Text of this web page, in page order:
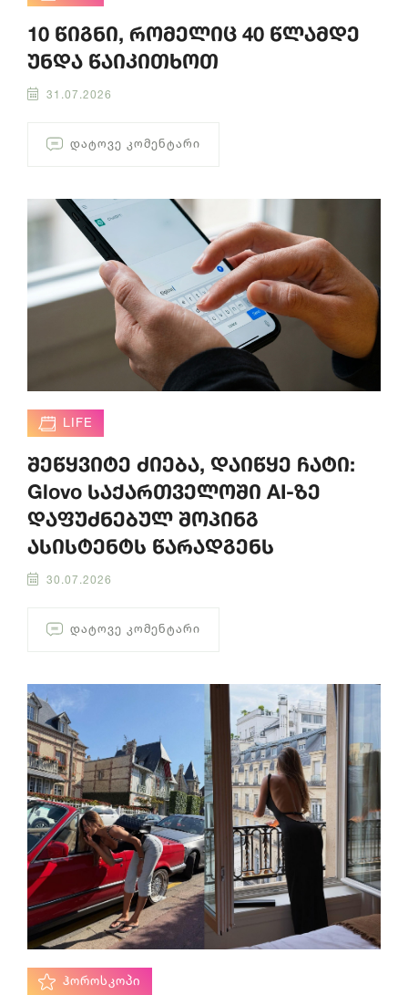
10 წიგნი, რომელიც 40 წლამდე
უნდა წაიკითხოთ
31.07.2026
ᲓᲐᲢᲝᲕᲔ ᲙᲝᲛᲔᲜᲢᲐᲠᲘ
LIFE
შეწყვიტე ძიება, დაიწყე ჩატი:
Glovo საქართველოში AI-ზე
დაფუძნებულ შოპინგ
ასისტენტს წარადგენს
30.07.2026
ᲓᲐᲢᲝᲕᲔ ᲙᲝᲛᲔᲜᲢᲐᲠᲘ
ᲰᲝᲠᲝᲡᲙᲝᲞᲘ